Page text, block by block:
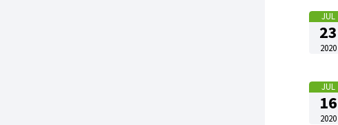
JUL
23
2020
JUL
16
2020